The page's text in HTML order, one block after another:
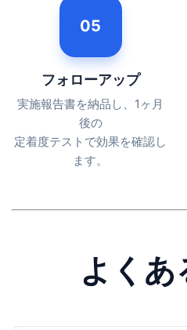
05
フォローアップ
実施報告書を納品し、1ヶ月
後の
定着度テストで効果を確認し
ます。
よくあ